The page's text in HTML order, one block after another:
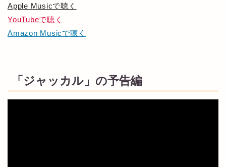
Apple Musicで聴く
YouTubeで聴く
Amazon Musicで聴く
「ジャッカル」の予告編